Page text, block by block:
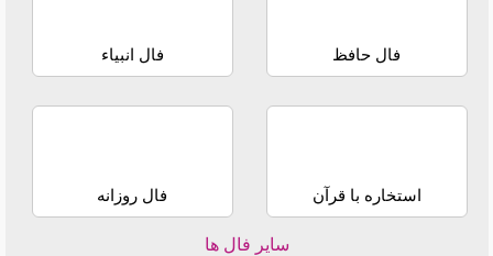
فال حافظ فال انبیاء
استخاره با قرآن فال روزانه
سایر فال ها